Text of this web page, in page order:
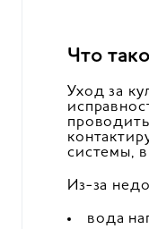
Что
Уход за
системы,
Из-за
вода